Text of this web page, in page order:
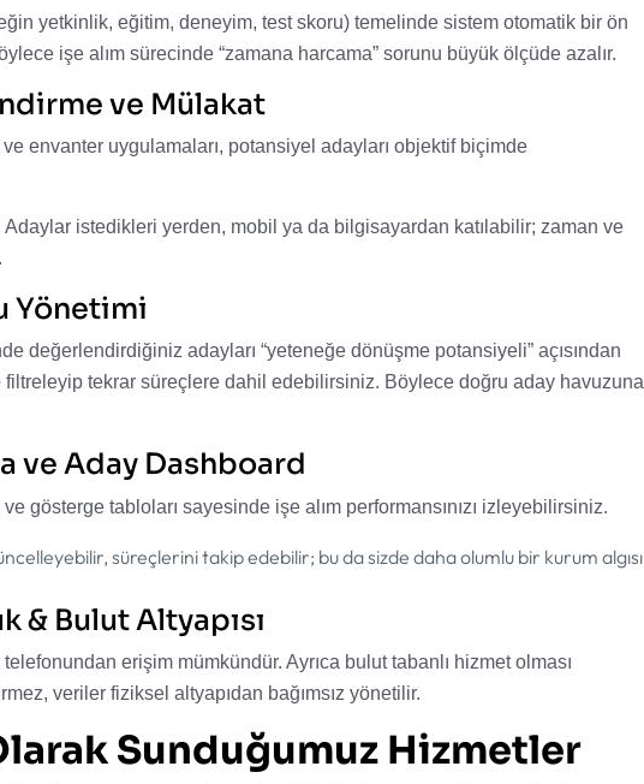
yetkinlik, eğitim, deneyim, test skoru) temelinde sistem otomatik bir ön
işe alım sürecinde “zamana harcama” sorunu büyük ölçüde azalır.
ve Mülakat
ve envanter uygulamaları, potansiyel adayları objektif biçimde
Adaylar istedikleri yerden, mobil ya da bilgisayardan katılabilir; zaman ve
Yönetimi
değerlendirdiğiniz adayları “yeteneğe dönüşme potansiyeli” açısından
tekrar süreçlere dahil edebilirsiniz. Böylece doğru aday havuzuna
ve Aday Dashboard
gösterge tabloları sayesinde işe alım performansınızı izleyebilirsiniz.
süreçlerini takip edebilir; bu da sizde daha olumlu bir kurum algısı
& Bulut Altyapısı
erişim mümkündür. Ayrıca bulut tabanlı hizmet olması
veriler fiziksel altyapıdan bağımsız yönetilir.
Sunduğumuz Hizmetler